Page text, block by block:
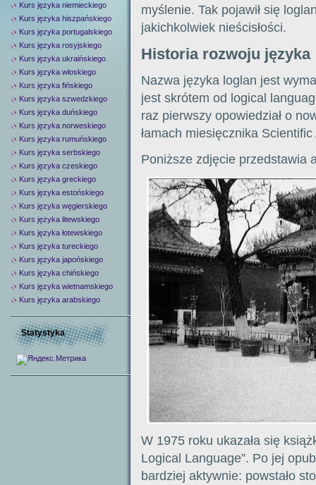
myślenie. Tak pojawił się
jakichkolwiek nieścisłości.
Historia rozwoju języka
Nazwa języka loglan jest
jest skrótem od logical
raz pierwszy opowiedział o
łamach miesięcznika
Poniższe zdjęcie przedstawia
W 1975 roku ukazała się
Logical Language”. Po jej
bardziej aktywnie: powstało
Kurs języka niemieckiego
Kurs języka hiszpańskiego
Kurs języka portugalskiego
Kurs języka rosyjskiego
Kurs języka ukraińskiego
Kurs języka włoskiego
Kurs języka fińskiego
Kurs języka szwedzkiego
Kurs języka duńskiego
Kurs języka norweskiego
Kurs języka rumuńskiego
Kurs języka serbskiego
Kurs języka czeskiego
Kurs języka greckiego
Kurs języka estońskiego
Kurs języka węgierskiego
Kurs języka litewskiego
Kurs języka łotewskiego
Kurs języka tureckiego
Kurs języka japońskiego
Kurs języka chińskiego
Kurs języka wietnamskiego
Kurs języka arabskiego
Statystyka